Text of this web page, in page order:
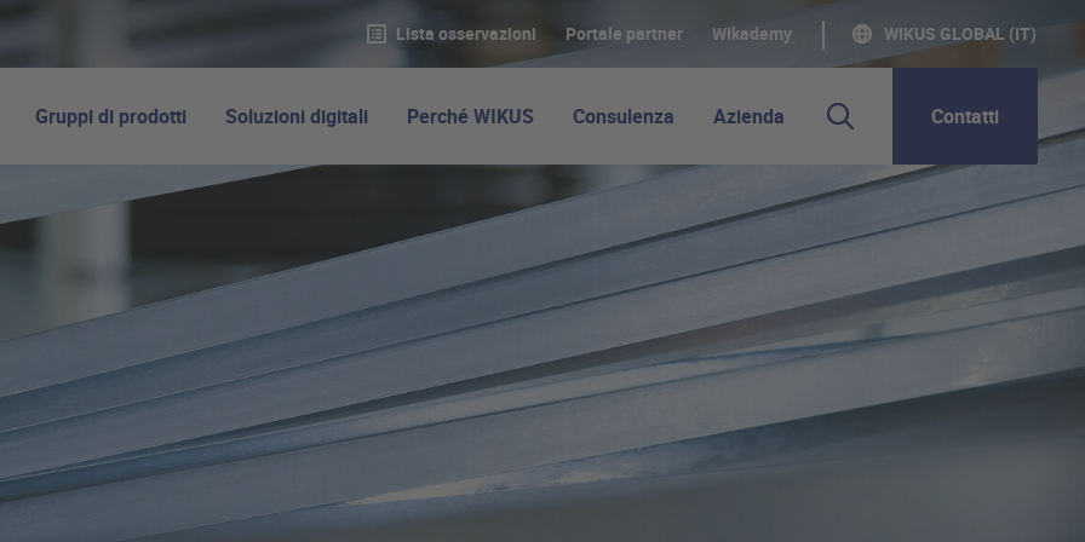
Lista osservazioni Portale partner WIkademy WIKUS GLOBAL (IT)
Gruppi di prodotti Soluzioni digitali Perché WIKUS Consulenza Azienda Contatti